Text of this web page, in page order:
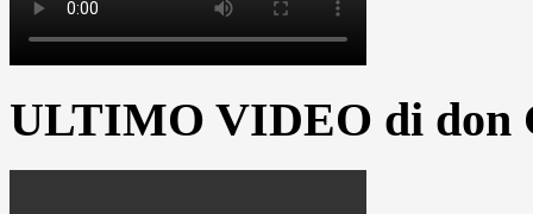
ULTIMO VIDEO di don